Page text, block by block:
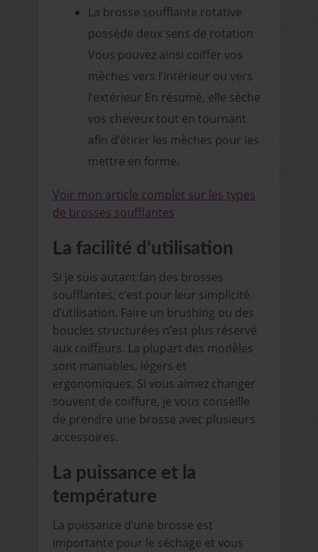
La brosse soufflante rotative
possède deux sens de rotation
Vous pouvez ainsi coiffer vos
mèches vers l’intérieur ou vers
l’extérieur En résumé, elle sèche
vos cheveux tout en tournant
afin d’étirer les mèches pour les
mettre en forme.
Voir mon article complet sur les types
de brosses soufflantes
La facilité d’utilisation
Si je suis autant fan des brosses
soufflantes, c’est pour leur simplicité
d’utilisation. Faire un brushing ou des
boucles structurées n’est plus réservé
aux coiffeurs. La plupart des modèles
sont maniables, légers et
ergonomiques. Si vous aimez changer
souvent de coiffure, je vous conseille
de prendre une brosse avec plusieurs
accessoires.
La puissance et la
température
La puissance d’une brosse est
importante pour le séchage et vous